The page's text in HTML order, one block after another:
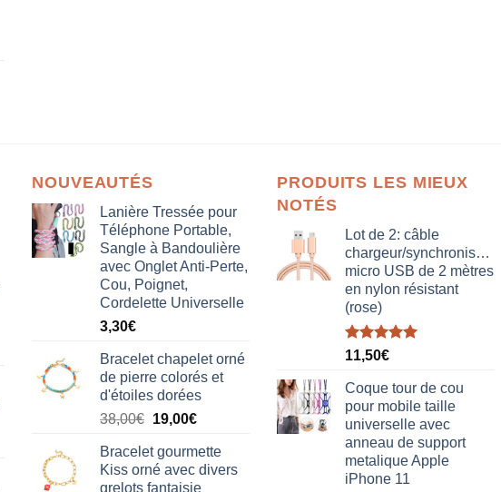
NOUVEAUTÉS
Lanière Tressée pour
Téléphone Portable,
Sangle à Bandoulière
avec Onglet Anti-Perte,
Cou, Poignet,
Cordelette Universelle
3,30€
Bracelet chapelet orné
de pierre colorés et
d'étoiles dorées
38,00€ Le
initial
était :
19,00€Le
actuel
est :
Bracelet gourmette
Kiss orné avec divers
grelots fantaisie
PRODUITS LES MIEUX
NOTÉS
Lot de 2: câble
chargeur/synchronisation
micro USB de 2 mètres
en nylon résistant
(rose)
Note5.00
sur 5
11,50€
Coque tour de cou
pour mobile taille
universelle avec
anneau de support
metalique Apple
iPhone 11